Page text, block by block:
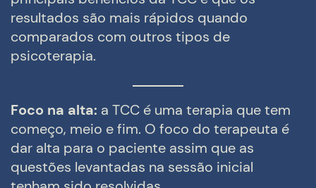
resultados são mais rápidos quando
comparados com outros tipos de
psicoterapia.
Foco na alta: a TCC é uma terapia que tem
começo, meio e fim. O foco do terapeuta é
dar alta para o paciente assim que as
questões levantadas na sessão inicial